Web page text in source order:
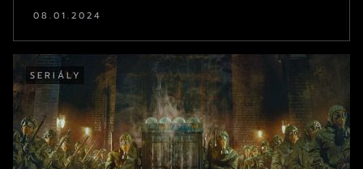
08.01.2024
SERIÁLY